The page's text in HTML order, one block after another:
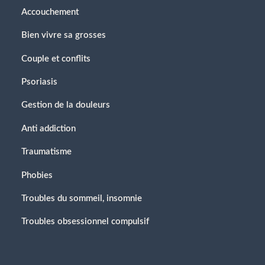
Accouchement
Bien vivre sa grosses
Couple et conflits
Psoriasis
Gestion de la douleurs
Anti addiction
Traumatisme
Phobies
Troubles du sommeil, insomnie
Troubles obsessionnel compulsif